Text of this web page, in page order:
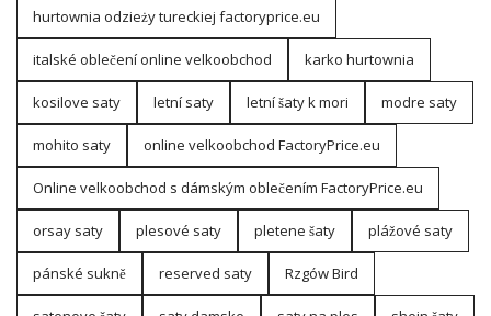
hurtownia odzieży tureckiej factoryprice.eu
italské oblečení online velkoobchod karko hurtownia
kosilove saty letní saty letní šaty k mori modre saty
mohito saty online velkoobchod FactoryPrice.eu
Online velkoobchod s dámským oblečením FactoryPrice.eu
orsay saty plesové saty pletene šaty plážové saty
pánské sukně reserved saty Rzgów Bird